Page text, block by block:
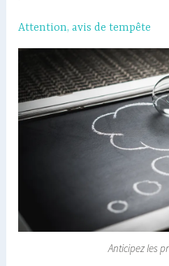
Attention, avis de tempête
Anticipez les